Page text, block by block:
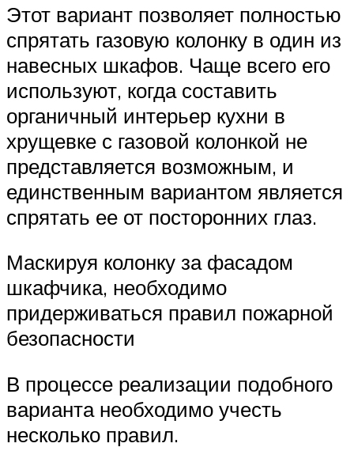
Этот вариант позволяет полностью
спрятать газовую колонку в один из
навесных шкафов. Чаще всего его
используют, когда составить
органичный интерьер кухни в
хрущевке с газовой колонкой не
представляется возможным, и
единственным вариантом является
спрятать ее от посторонних глаз.
Маскируя колонку за фасадом
шкафчика, необходимо
придерживаться правил пожарной
безопасности
В процессе реализации подобного
варианта необходимо учесть
несколько правил.